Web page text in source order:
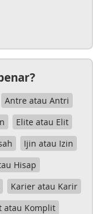
Antre atau Antri
Elite atau Elit
Ijin atau Izin
Hisap
Karier atau Karir
atau Komplit